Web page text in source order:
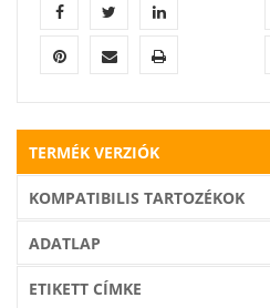
TERMÉK VERZIÓK
KOMPATIBILIS TARTOZÉKOK
ADATLAP
ETIKETT CÍMKE